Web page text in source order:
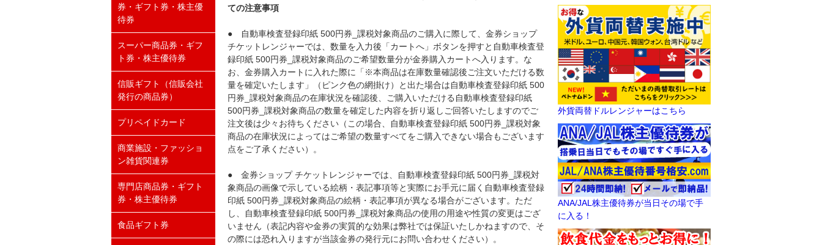
ての注意事項
● 自動車検査登録印紙 500円券_課税対象商品のご購入に際して、金券ショップ
チケットレンジャーでは、数量を入力後「カートへ」ボタンを押すと自動車検査登
録印紙 500円券_課税対象商品のご希望数量分が金券購入カートへ入ります。な
お、金券購入カートに入れた際に「※本商品は在庫数量確認後ご注文いただける数
量を確定いたします」（ピンク色の網掛け）と出た場合は自動車検査登録印紙 500
円券_課税対象商品の在庫状況を確認後、ご購入いただける自動車検査登録印紙
500円券_課税対象商品の数量を確定した内容を折り返しご回答いたしますのでご
注文後は少々お待ちください（この場合、自動車検査登録印紙 500円券_課税対象
商品の在庫状況によってはご希望の数量すべてをご購入できない場合もございます
点をご了承ください）。
● 金券ショップ チケットレンジャーでは、自動車検査登録印紙 500円券_課税対
象商品の画像で示している絵柄・表記事項等と実際にお手元に届く自動車検査登録
印紙 500円券_課税対象商品の絵柄・表記事項が異なる場合がございます。ただ
し、自動車検査登録印紙 500円券_課税対象商品の使用の用途や性質の変更はござ
いません（表記内容や金券の実質的な効果は弊社では保証いたしかねますので、そ
の際には恐れ入りますが当該金券の発行元にお問い合わせください）。
券・ギフト券・株主優
待券
スーパー商品券・ギフ
ト券・株主優待券
信販ギフト（信販会社
発行の商品券）
プリペイドカード
商業施設・ファッショ
ン雑貨関連券
専門店商品券・ギフト
券・株主優待券
食品ギフト券
外貨両替ドルレンジャーはこちら
ANA/JAL株主優待券が当日その場で手
に入る！